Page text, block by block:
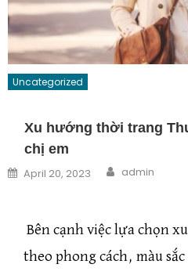
Uncategorized
Xu hướng thời trang
chị em
Posted on
April 20, 2023 Author
admin
Bên cạnh việc lựa chọn
theo phong cách, màu